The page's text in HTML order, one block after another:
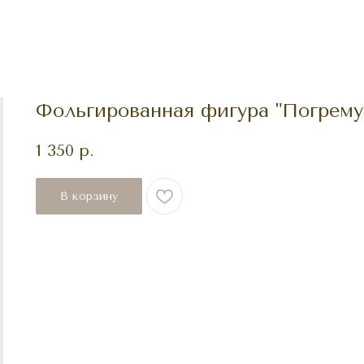
Фольгированная фигура
1 350 р.
В корзину